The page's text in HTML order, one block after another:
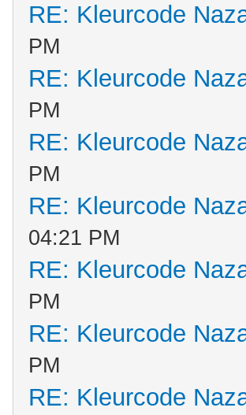
RE: Kleurcode
PM
RE: Kleurcode
PM
RE: Kleurcode
PM
RE: Kleurcode
04:21 PM
RE: Kleurcode
PM
RE: Kleurcode
PM
RE: Kleurcode